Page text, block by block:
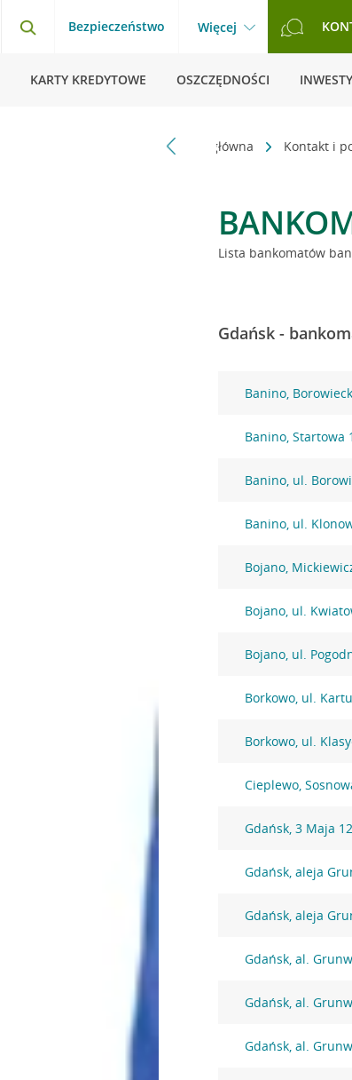
Bezpieczeństwo Więcej
KARTY KREDYTOWE OSZCZĘDNOŚCI
Strona główna Kontakt i
Lista bankomatów
Gdańsk -
Banino,
Banino, Startowa 1
Banino, ul.
Banino, ul.
Bojano,
Bojano, ul.
Bojano, ul.
Borkowo, ul.
Borkowo, ul.
Cieplewo,
Gdańsk, 3 Maja 12
Gdańsk, aleja
Gdańsk, aleja
Gdańsk, al.
Gdańsk, al.
Gdańsk, al.